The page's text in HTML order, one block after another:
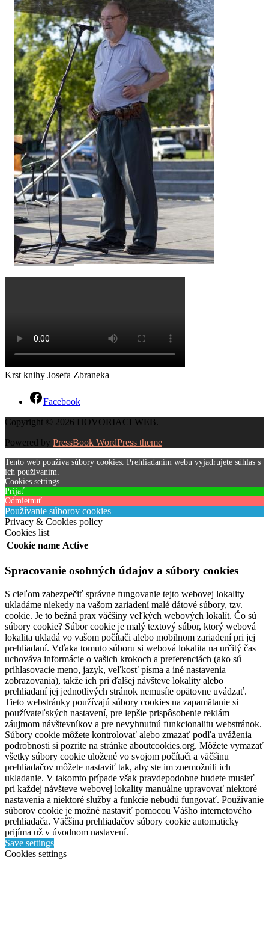
Krst knihy Josefa Zbraneka
Facebook
Copyright © 2026 HOVORIACI WEB.
Powered by PressBook WordPress theme
Tento web používa súbory cookies. Prehliadaním webu vyjadrujete súhlas s
ich používaním.
Cookies settings
Prijať
Odmietnuť
Používanie súborov cookies
Privacy & Cookies policy
Cookies list
Cookie name Active
Spracovanie osobných údajov a súbory cookies
S cieľom zabezpečiť správne fungovanie tejto webovej lokality
ukladáme niekedy na vašom zariadení malé dátové súbory, tzv.
cookie. Je to bežná prax väčšiny veľkých webových lokalít. Čo sú
súbory cookie? Súbor cookie je malý textový súbor, ktorý webová
lokalita ukladá vo vašom počítači alebo mobilnom zariadení pri jej
prehliadaní. Vďaka tomuto súboru si webová lokalita na určitý čas
uchováva informácie o vašich krokoch a preferenciách (ako sú
prihlasovacie meno, jazyk, veľkosť písma a iné nastavenia
zobrazovania), takže ich pri ďalšej návšteve lokality alebo
prehliadaní jej jednotlivých stránok nemusíte opätovne uvádzať.
Tieto webstránky používajú súbory cookies na zapamätanie si
používateľských nastavení, pre lepšie prispôsobenie reklám
záujmom návštevníkov a pre nevyhnutnú funkcionalitu webstránok.
Súbory cookie môžete kontrolovať alebo zmazať podľa uváženia –
podrobnosti si pozrite na stránke aboutcookies.org. Môžete vymazať
všetky súbory cookie uložené vo svojom počítači a väčšinu
prehliadačov môžete nastaviť tak, aby ste im znemožnili ich
ukladanie. V takomto prípade však pravdepodobne budete musieť
pri každej návšteve webovej lokality manuálne upravovať niektoré
nastavenia a niektoré služby a funkcie nebudú fungovať. Používanie
súborov cookie je možné nastaviť pomocou Vášho internetového
prehliadača. Väčšina prehliadačov súbory cookie automaticky
prijíma už v úvodnom nastavení.
Save settings
Cookies settings